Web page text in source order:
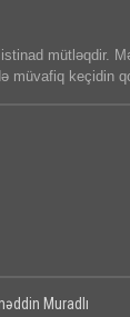
mütləqdir.
müvafiq keçidin
Muradlı